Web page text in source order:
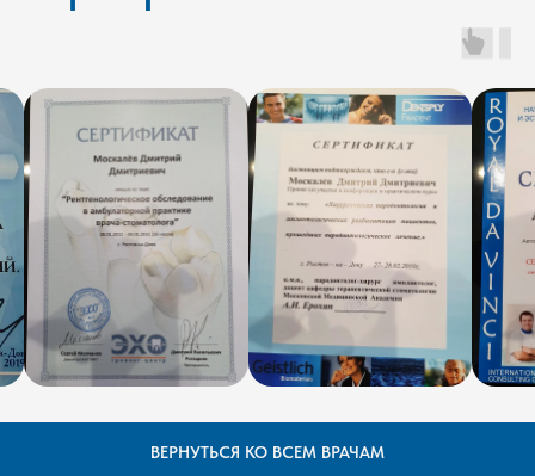
ВЕРНУТЬСЯ КО ВСЕМ ВРАЧАМ
Эталон на карте Ростова‑на‑Дону — Яндекс Карты
Клиника расположена в шаговой
доступности от остановок и парковки.
Вы можете записаться по телефону,
через мессенджеры. Мы оперативно
свяжемся с вами для подтверждения
записи.
Контакты
Адреса клиник в Ростове-на-Дону: